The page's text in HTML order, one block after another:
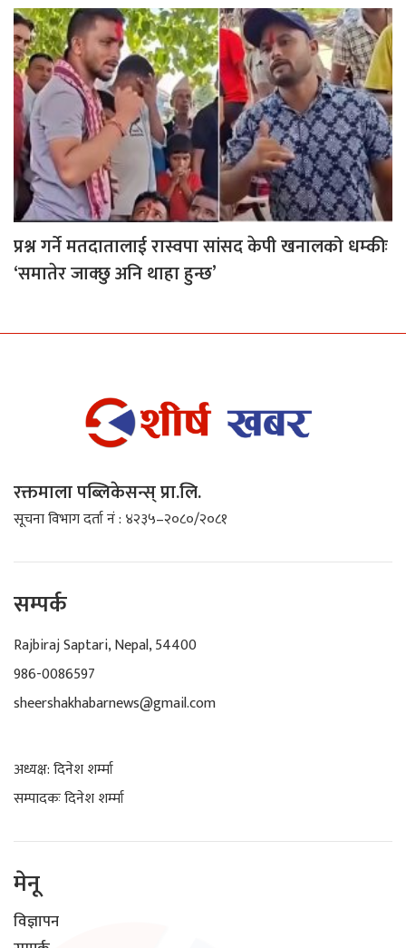
प्रश्न गर्ने मतदातालाई रास्वपा सांसद केपी खनालको धम्कीः
‘समातेर जाक्छु अनि थाहा हुन्छ’
रक्तमाला पब्लिकेसन्स् प्रा.लि.
सूचना विभाग दर्ता नं : ४२३५–२०८०/२०८१
सम्पर्क
Rajbiraj Saptari, Nepal, 54400
986-0086597
sheershakhabarnews@gmail.com
अध्यक्ष: दिनेश शर्म्मा
सम्पादकः दिनेश शर्म्मा
मेनू
विज्ञापन